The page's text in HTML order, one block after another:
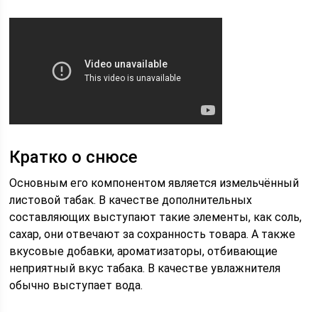
Кратко о снюсе
Основным его компонентом является измельчённый
листовой табак. В качестве дополнительных
составляющих выступают такие элементы, как соль,
сахар, они отвечают за сохранность товара. А также
вкусовые добавки, ароматизаторы, отбивающие
неприятный вкус табака. В качестве увлажнителя
обычно выступает вода.